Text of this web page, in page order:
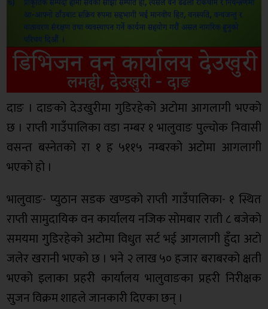
दाङ । दाङको देउखुरीमा गुडिरहेको अटोमा आगलागी भएको
छ । राप्ती गाउँपालिका वडा नम्बर १ भालुवाङ पुल्चोक निवासी
वसन्त बस्नेतको रा १ ह ५११५ नम्बरको अटोमा आगलागी
भएको हो ।
भालुवाङ- प्युठान सडक खण्डको राप्ती गाउँपालिका- १ स्थित
राप्ती सामुदायिक वन कार्यालय नजिक सोमबार राती ८ बजेको
समयमा गुडिरहेको अटोमा विधुत सर्ट भई आगलागी हुँदा अटो
जलेर खरानी भएको छ । भने २ लाख ५० हजार बराबरको क्षती
भएको इलाका प्रहरी कार्यालय भालुवाङका प्रहरी निरीक्षक
सुजन विक्रम शाहले जानकारी दिएका छन् ।